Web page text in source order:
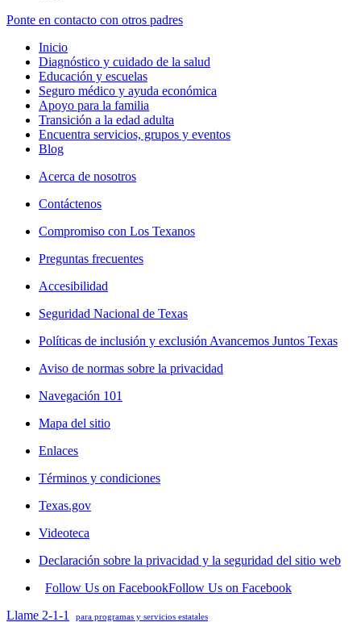
Ponte en contacto con otros padres
Inicio
Diagnóstico y cuidado de la salud
Educación y escuelas
Seguro médico y ayuda económica
Apoyo para la familia
Transición a la edad adulta
Encuentra servicios, grupos y eventos
Blog
Acerca de nosotros
Contáctenos
Compromiso con Los Texanos
Preguntas frecuentes
Accesibilidad
Seguridad Nacional de Texas
Políticas de inclusión y exclusión Avancemos Juntos Texas
Aviso de normas sobre la privacidad
Navegación 101
Mapa del sitio
Enlaces
Términos y condiciones
Texas.gov
Videoteca
Declaración sobre la privacidad y la seguridad del sitio web
Follow Us on FacebookFollow Us on Facebook
Llame 2-1-1
para programas y servicios estatales